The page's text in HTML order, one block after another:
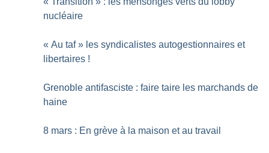
nucléaire
« Au taf » les syndicalistes autogestionnaires et
libertaires !
Grenoble antifasciste : faire taire les marchands de
haine
8 mars : En grève à la maison et au travail